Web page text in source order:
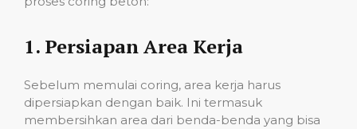
1. Persiapan Area Kerja
Sebelum memulai coring, area kerja harus
dipersiapkan dengan baik. Ini termasuk
membersihkan area dari benda-benda yang bisa